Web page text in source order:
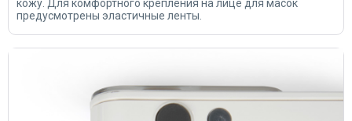
кожу. Для комфортного крепления на лице для масок
предусмотрены эластичные ленты.